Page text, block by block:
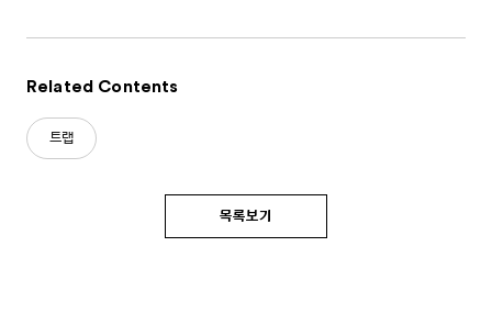
Related Contents
트랩
목록보기